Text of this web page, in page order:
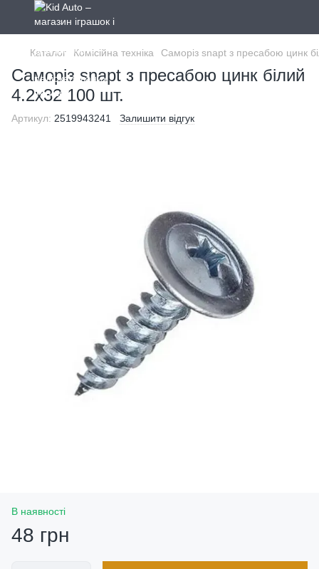
Каталог Комісійна техніка Саморіз snapt з пресабою цинк
Саморіз snapt з пресабою цинк білий
4.2x32 100 шт.
Артикул: 2519943241 Залишити відгук
В наявності
48 грн